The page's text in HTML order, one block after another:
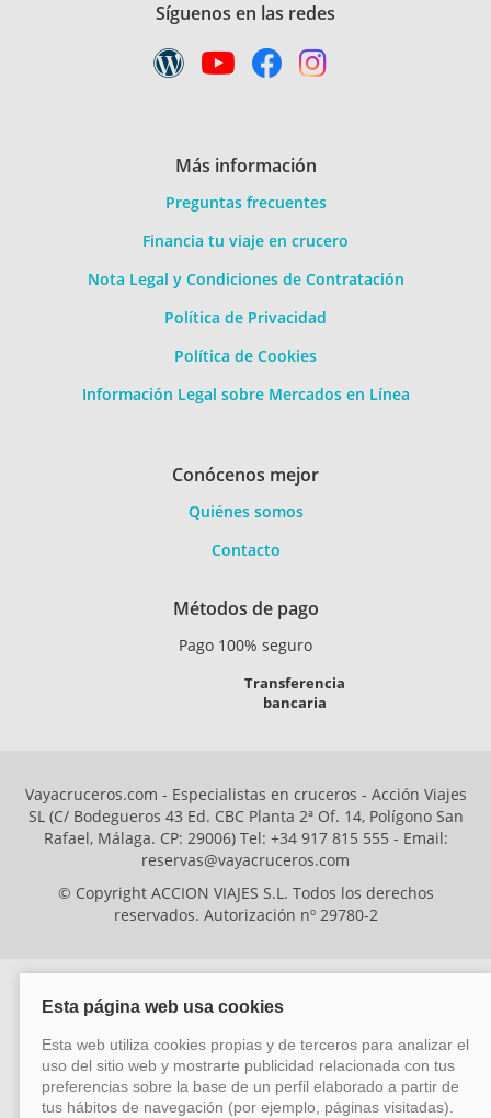
Síguenos en las redes
Más información
Preguntas frecuentes
Financia tu viaje en crucero
Nota Legal y Condiciones de Contratación
Política de Privacidad
Política de Cookies
Información Legal sobre Mercados en Línea
Conócenos mejor
Quiénes somos
Contacto
Métodos de pago
Pago 100% seguro
Transferencia
bancaria
Vayacruceros.com - Especialistas en cruceros - Acción Viajes
SL (C/ Bodegueros 43 Ed. CBC Planta 2ª Of. 14, Polígono San
Rafael, Málaga. CP: 29006) Tel: +34 917 815 555 - Email:
reservas@vayacruceros.com
© Copyright ACCION VIAJES S.L. Todos los derechos
reservados. Autorización nº 29780-2
ACCION VIAJES SL ha sido beneficiaria del Fondo Europeo de Desarrollo
Regional (FEDER), cuyo objetivo es mejorar la competitividad de las pymes